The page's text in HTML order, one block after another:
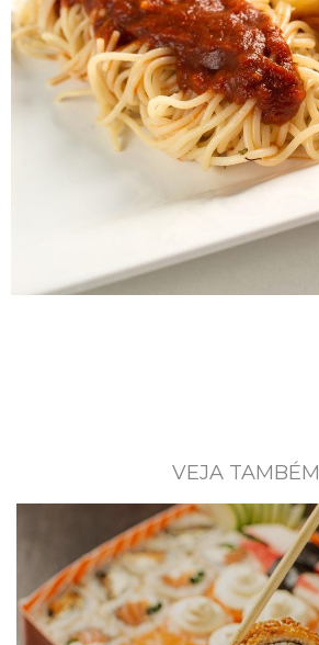
VEJA TAMBÉM